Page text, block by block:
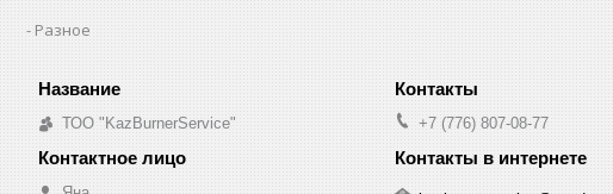
Разное
ТОО "KazBurnerService" +7 (776) 807-08-77